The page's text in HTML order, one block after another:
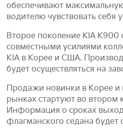
обеспечивают
водителю чувствовать себя
Второе поколение KIA K900
совместными усилиями
KIA в Корее и США.
будет осуществляться на
Продажи новинки в Корее и
рынках стартуют во втором
Информация о сроках
флагманского седана будет